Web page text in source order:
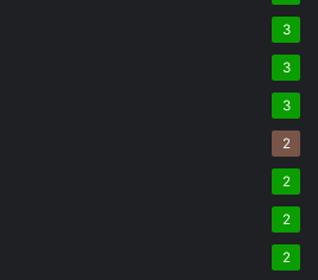
3
3
3
2
2
2
2